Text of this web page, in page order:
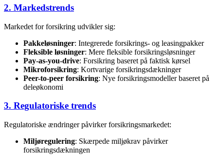
2. Markedstrends
Markedet for forsikring udvikler sig:
Pakkeløsninger: Integrerede forsikrings- og leasingpakker
Fleksible løsninger: Mere fleksible forsikringsløsninger
Pay-as-you-drive: Forsikring baseret på faktisk kørsel
Mikroforsikring: Kortvarige forsikringsdækninger
Peer-to-peer forsikring: Nye forsikringsmodeller baseret på
deleøkonomi
3. Regulatoriske trends
Regulatoriske ændringer påvirker forsikringsmarkedet:
Miljøregulering: Skærpede miljøkrav påvirker
forsikringsdækningen